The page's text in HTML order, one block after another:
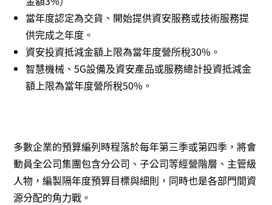
當年度認定為交貨、開始提供資安服務或技術服務提
供完成之年度。
資安投資抵減金額上限為當年度營所稅30%。
智慧機械、5G設備及資安產品或服務總計投資抵減金
額上限為當年度營所稅50%。
多數企業的預算編列時程落於每年第三季或第四季，將會
動員全公司集團包含分公司、子公司等經營階層、主管級
人物，編製隔年度預算目標與細則，同時也是各部門間資
源分配的角力戰。